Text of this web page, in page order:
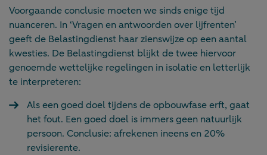
Voorgaande conclusie moeten we sinds enige tijd
nuanceren. In ‘Vragen en antwoorden over lijfrenten’
geeft de Belastingdienst haar zienswijze op een aantal
kwesties. De Belastingdienst blijkt de twee hiervoor
genoemde wettelijke regelingen in isolatie en letterlijk
te interpreteren:
Als een goed doel tijdens de opbouwfase erft, gaat
het fout. Een goed doel is immers geen natuurlijk
persoon. Conclusie: afrekenen ineens en 20%
revisierente.